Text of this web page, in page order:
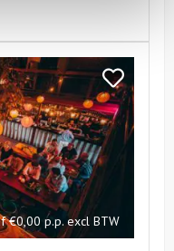
Bekijk
Mooie
Boules
Amsterdam
€0,00 p.p. excl BTW